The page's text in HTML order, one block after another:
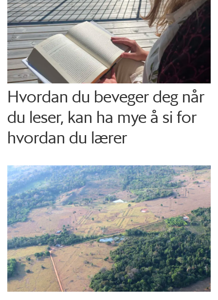
Hvordan du beveger deg når
du leser, kan ha mye å si for
hvordan du lærer